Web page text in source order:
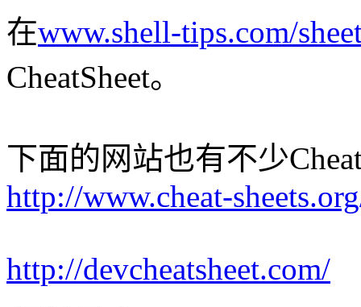
在www.shell-tips.com/
CheatSheet。
下面的网站也有不少
http://www.cheat-
http://devcheatsheet.com/